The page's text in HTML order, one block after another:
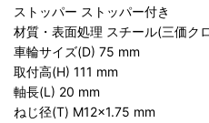
ストッパー ストッパー付き
材質・表面処理 スチール(三価ク
車輪サイズ(D) 75 mm
取付高(H) 111 mm
軸長(L) 20 mm
ねじ径(T) M12×1.75 mm